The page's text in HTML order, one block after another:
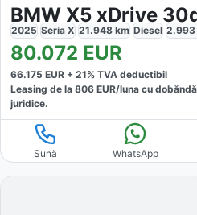
BMW X5 xDrive
2025 Seria X 21.948 km Diesel 2.993
80.072 EUR
66.175 EUR + 21% TVA deductibil
Leasing de la 806 EUR/luna cu dobăndă
juridice.
Sună WhatsApp